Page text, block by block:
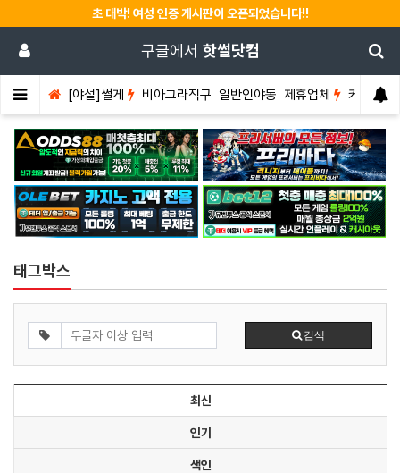
초 대박! 여성 인증 게시판이 오픈되었습니다!!
구글에서 핫썰닷컴
[야설]썰게 비아그라직구 일반인야동 제휴업체 커뮤니티
태그박스
검색
최신
인기
색인